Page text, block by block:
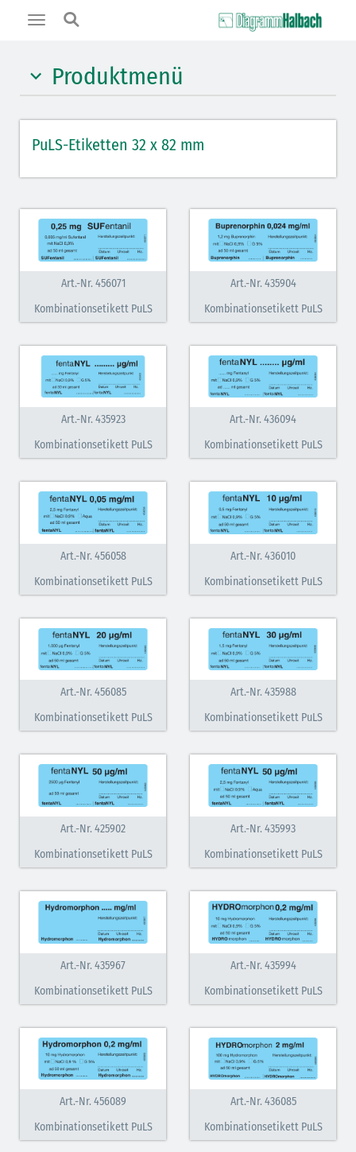
Toggle
Produktmenü
Benzodiazepine (orange)
Muskelrelaxantien (weiß-rot): DIVI 2012
Muskelrelaxans Antagonisten (rot schraffiert): DIVI
2012
Opiate/Opioide (hellblau)
Lokalanästhetika (grau)
Vasopressoren (hellviolett)
Antihypertonika/Vasodilatantien (hellviolett
schraffiert)
Cholinergika (hellgrün schraffiert): DIVI 2012
Antiemetika (salmon)
Antikoagulantien (hellgrau/weiß mit schwarzem
Rahmen)
Koagulantien (hellgrau/weiß schwarz schraffierter
Rahmen)
Elektrolyte Kalium (grün-blau)
Elektrolyte NaCl (grün)
Inodilatatoren (rot-grün)
Antiarrhythmika (rot-blau)
Antikonvulsiva (grau-lila)
Bronchodilatatoren (blau-braun)
Hormone (braun-beige)
Hormone Insulin (braun-gelb)
PuLS-Etiketten 32 x 82 mm
Art.-Nr. 456071
Kombinationsetikett PuLS
Art.-Nr. 435904
Kombinationsetikett PuLS
Art.-Nr. 435923
Kombinationsetikett PuLS
Art.-Nr. 436094
Kombinationsetikett PuLS
Art.-Nr. 456058
Kombinationsetikett PuLS
Art.-Nr. 436010
Kombinationsetikett PuLS
Art.-Nr. 456085
Kombinationsetikett PuLS
Art.-Nr. 435988
Kombinationsetikett PuLS
Art.-Nr. 425902
Kombinationsetikett PuLS
Art.-Nr. 435993
Kombinationsetikett PuLS
Art.-Nr. 435967
Kombinationsetikett PuLS
Art.-Nr. 435994
Kombinationsetikett PuLS
Art.-Nr. 456089
Kombinationsetikett PuLS
Art.-Nr. 436085
Kombinationsetikett PuLS